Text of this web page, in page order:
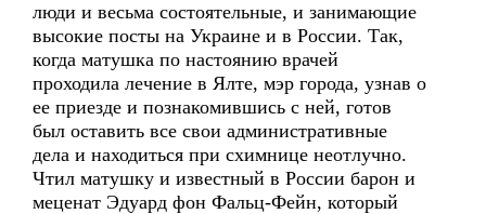
люди и весьма состоятельные, и занимающие
высокие посты на Украине и в России. Так,
когда матушка по настоянию врачей
проходила лечение в Ялте, мэр города, узнав о
ее приезде и познакомившись с ней, готов
был оставить все свои административные
дела и находиться при схимнице неотлучно.
Чтил матушку и известный в России барон и
меценат Эдуард фон Фальц-Фейн, который